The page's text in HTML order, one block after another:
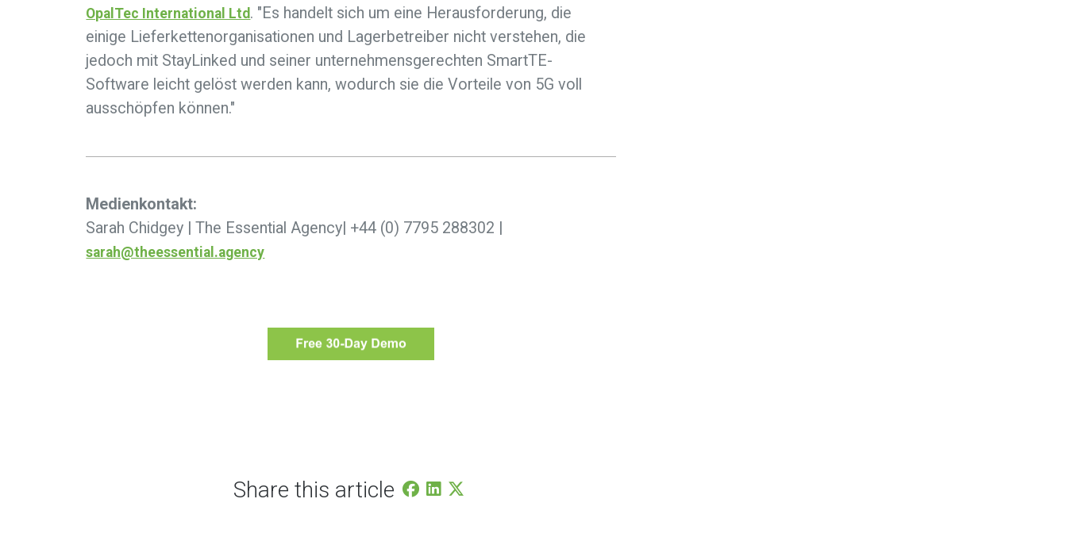
OpalTec International Ltd. "Es handelt sich um eine Herausforderung, die
einige Lieferkettenorganisationen und Lagerbetreiber nicht verstehen, die
jedoch mit StayLinked und seiner unternehmensgerechten SmartTE-
Software leicht gelöst werden kann, wodurch sie die Vorteile von 5G voll
ausschöpfen können."
Medienkontakt:
Sarah Chidgey | The Essential Agency| +44 (0) 7795 288302 |
sarah@theessential.agency
Share this article